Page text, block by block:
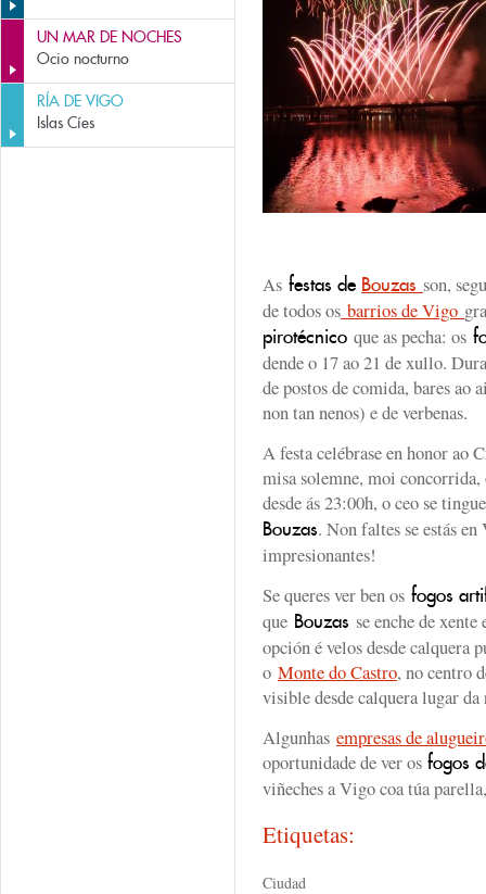
UN MAR DE NOCHES
Ocio nocturno
RÍA DE VIGO
Islas Cíes
As festas de Bouzas son,
de todos os barrios de Vigo
pirotécnico que as pecha: os
dende o 17 ao 21 de xullo.
de postos de comida, bares ao
non tan nenos) e de verbenas.
A festa celébrase en honor ao
misa solemne, moi
desde ás 23:00h, o ceo se
Bouzas. Non faltes se estás
impresionantes!
Se queres ver ben os fogos
que Bouzas se enche de
opción é velos desde calquera
o Monte do Castro, no centro
visible desde calquera lugar da
Algunhas empresas de
oportunidade de ver os fogos
viñeches a Vigo coa túa
Etiquetas:
Ciudad